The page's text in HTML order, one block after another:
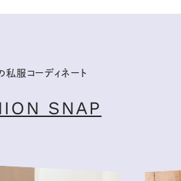
私服コーディネート
SNAP